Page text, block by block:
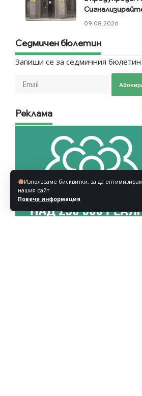
Използваме бисквитки, за да
нашия сайт.
Повече информация
09.08.2026
Седмичен бюлетин
Запиши се за седмичния бюлетин
Реклама